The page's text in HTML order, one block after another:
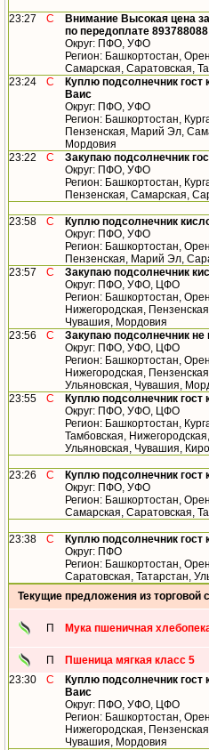
23:27 С
Внимание Высокая цена
по передоплате 893788088
Округ: ПФО, УФО
Регион: Башкортостан,
Самарская, Саратовская,
23:24
С
Куплю подсолнечник
Ваис
Округ: ПФО, УФО
Регион: Башкортостан,
Пензенская, Марий Эл,
Мордовия
23:22
С
Закупаю подсолнечник
Округ: ПФО, УФО
Регион: Башкортостан,
Пензенская, Самарская,
23:58 С
Куплю подсолнечник
Округ: ПФО, УФО
Регион: Башкортостан,
Пензенская, Марий Эл,
23:57
С
Закупаю подсолнечник
Округ: ПФО, УФО, ЦФО
Регион: Башкортостан,
Нижегородская,
Чувашия, Мордовия
23:56
С
Закупаю подсолнечник
Округ: ПФО, УФО, ЦФО
Регион: Башкортостан,
Нижегородская,
Ульяновская, Чувашия,
23:55
С
Куплю подсолнечник гост
Округ: ПФО, УФО, ЦФО
Регион: Башкортостан,
Тамбовская,
Ульяновская, Чувашия,
23:26 С
Куплю подсолнечник
Округ: ПФО, УФО
Регион: Башкортостан,
Самарская, Саратовская,
23:38 С
Куплю подсолнечник
Округ: ПФО
Регион: Башкортостан,
Саратовская, Татарстан,
Текущие предложения из торговой
П Мука пшеничная
П
Пшеница мягкая класс 5
23:30
С
Куплю подсолнечник
Ваис
Округ: ПФО, УФО, ЦФО
Регион: Башкортостан,
Нижегородская,
Чувашия, Мордовия